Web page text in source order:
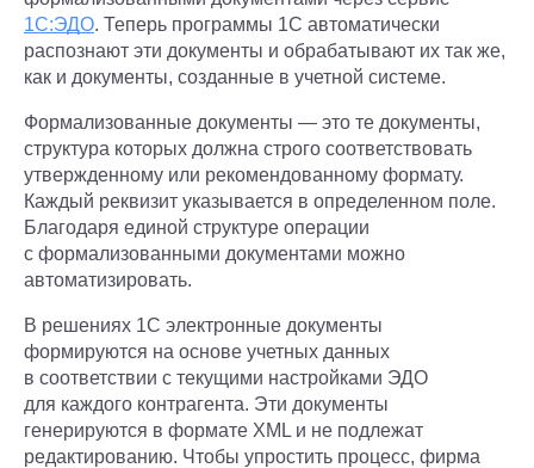
1С:ЭДО. Теперь программы 1С автоматически
распознают эти документы и обрабатывают их так же,
как и документы, созданные в учетной системе.
Формализованные документы — это те документы,
структура которых должна строго соответствовать
утвержденному или рекомендованному формату.
Каждый реквизит указывается в определенном поле.
Благодаря единой структуре операции
с формализованными документами можно
автоматизировать.
В решениях 1С электронные документы
формируются на основе учетных данных
в соответствии с текущими настройками ЭДО
для каждого контрагента. Эти документы
генерируются в формате XML и не подлежат
редактированию. Чтобы упростить процесс, фирма